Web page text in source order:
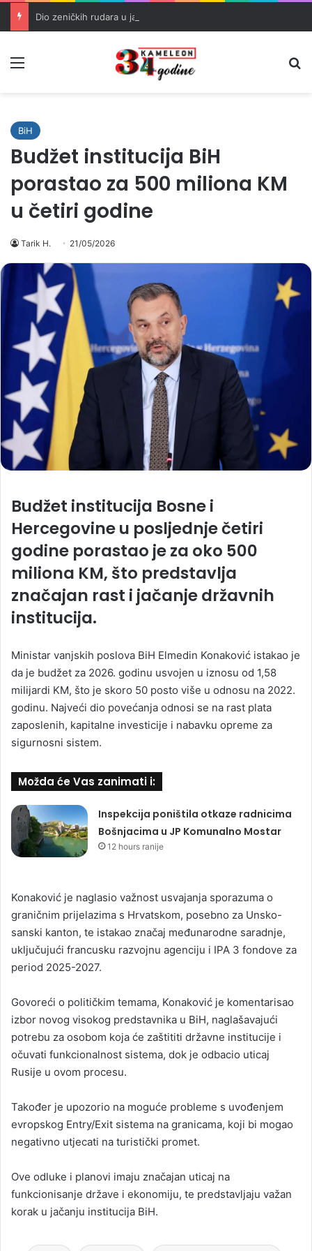
BiH
Budžet institucija BiH
porastao za 500 miliona KM
u četiri godine
Tarik H. 21/05/2026
Budžet institucija Bosne i
Hercegovine u posljednje četiri
godine porastao je za oko 500
miliona KM, što predstavlja
značajan rast i jačanje državnih
institucija.
Ministar vanjskih poslova BiH Elmedin Konaković istakao je
da je budžet za 2026. godinu usvojen u iznosu od 1,58
milijardi KM, što je skoro 50 posto više u odnosu na 2022.
godinu. Najveći dio povećanja odnosi se na rast plata
zaposlenih, kapitalne investicije i nabavku opreme za
sigurnosni sistem.
Možda će Vas zanimati i:
Inspekcija poništila otkaze radnicima
Bošnjacima u JP Komunalno Mostar
12 hours ranije
Konaković je naglasio važnost usvajanja sporazuma o
graničnim prijelazima s Hrvatskom, posebno za Unsko-
sanski kanton, te istakao značaj međunarodne saradnje,
uključujući francusku razvojnu agenciju i IPA 3 fondove za
period 2025-2027.
Govoreći o političkim temama, Konaković je komentarisao
izbor novog visokog predstavnika u BiH, naglašavajući
potrebu za osobom koja će zaštititi državne institucije i
očuvati funkcionalnost sistema, dok je odbacio uticaj
Rusije u ovom procesu.
Također je upozorio na moguće probleme s uvođenjem
evropskog Entry/Exit sistema na granicama, koji bi mogao
negativno utjecati na turistički promet.
Ove odluke i planovi imaju značajan uticaj na
funkcionisanje države i ekonomiju, te predstavljaju važan
korak u jačanju institucija BiH.